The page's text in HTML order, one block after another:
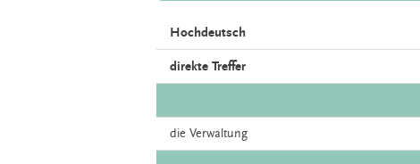
Hochdeutsch
direkte Treffer
die Verwaltung